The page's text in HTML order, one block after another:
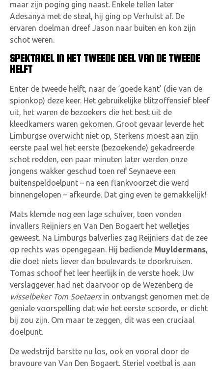
maar zijn poging ging naast. Enkele tellen later
Adesanya met de steal, hij ging op Verhulst af. De
ervaren doelman dreef Jason naar buiten en kon zijn
schot weren.
SPEKTAKEL IN HET TWEEDE DEEL VAN DE TWEEDE
HELFT
Enter de tweede helft, naar de ‘goede kant’ (die van de
spionkop) deze keer. Het gebruikelijke blitzoffensief bleef
uit, het waren de bezoekers die het best uit de
kleedkamers waren gekomen. Groot gevaar leverde het
Limburgse overwicht niet op, Sterkens moest aan zijn
eerste paal wel het eerste (bezoekende) gekadreerde
schot redden, een paar minuten later werden onze
jongens wakker geschud toen ref Seynaeve een
buitenspeldoelpunt – na een flankvoorzet die werd
binnengelopen – afkeurde. Dat ging even te gemakkelijk!
Mats klemde nog een lage schuiver, toen vonden
invallers Reijniers en Van Den Bogaert het welletjes
geweest. Na Limburgs balverlies zag Reijniers dat de zee
op rechts was opengegaan. Hij bediende Muyldermans,
die doet niets liever dan boulevards te doorkruisen.
Tomas schoof het leer heerlijk in de verste hoek. Uw
verslaggever had net daarvoor op de Wezenberg de
wisselbeker Tom Soetaersin ontvangst genomen met de
geniale voorspelling dat wie het eerste scoorde, er dicht
bij zou zijn. Om maar te zeggen, dit was een cruciaal
doelpunt.
De wedstrijd barstte nu los, ook en vooral door de
bravoure van Van Den Bogaert. Steriel voetbal is aan